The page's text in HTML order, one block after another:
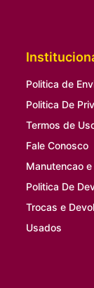
Politica de
Politica De
Termos de
Fale Conosco
Manutencao
Politica De
Trocas e
Usados